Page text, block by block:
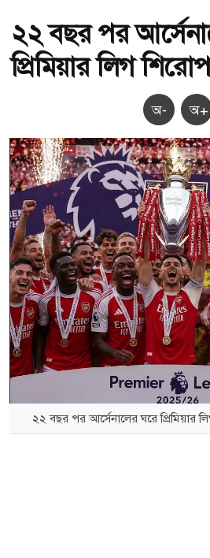
২২ বছর পর
প্রিমিয়ার লিগ
অ- অ+
২২ বছর পর আর্সেনালের ঘরে প্রিমিয়ার